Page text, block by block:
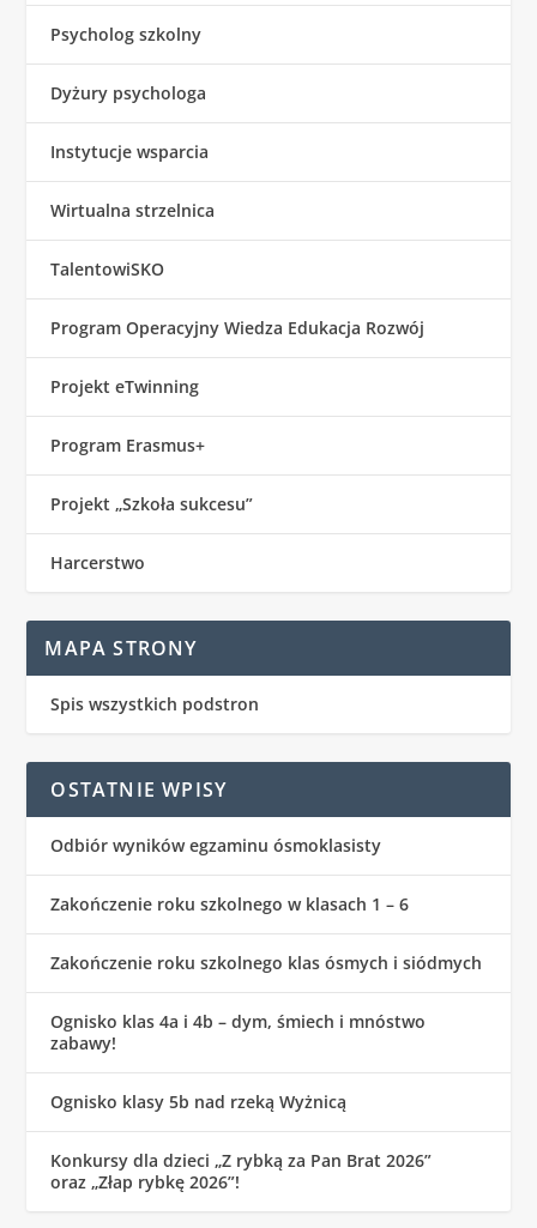
Psycholog szkolny
Dyżury psychologa
Instytucje wsparcia
Wirtualna strzelnica
TalentowiSKO
Program Operacyjny Wiedza Edukacja Rozwój
Projekt eTwinning
Program Erasmus+
Projekt „Szkoła sukcesu”
Harcerstwo
MAPA STRONY
Spis wszystkich podstron
OSTATNIE WPISY
Odbiór wyników egzaminu ósmoklasisty
Zakończenie roku szkolnego w klasach 1 – 6
Zakończenie roku szkolnego klas ósmych i siódmych
Ognisko klas 4a i 4b – dym, śmiech i mnóstwo
zabawy!
Ognisko klasy 5b nad rzeką Wyżnicą
Konkursy dla dzieci „Z rybką za Pan Brat 2026”
oraz „Złap rybkę 2026”!